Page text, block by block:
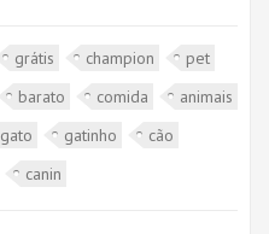
grátis champion
pet
barato comida
animais
gato gatinho
cão
canin